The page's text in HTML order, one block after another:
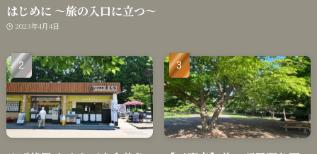
はじめに 〜旅の入口に立つ〜
2023年4月4日